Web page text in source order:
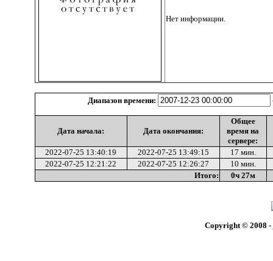
Нет информации.
Диапазон времени:
Дата начала: Дата окончания:
Общее
время на
сервере:
2022-07-25 13:40:19
2022-07-25 13:49:15
17 мин.
2022-07-25 12:21:22
2022-07-25 12:26:27
10 мин.
Итого:
0ч 27м
Copyright © 2008 -